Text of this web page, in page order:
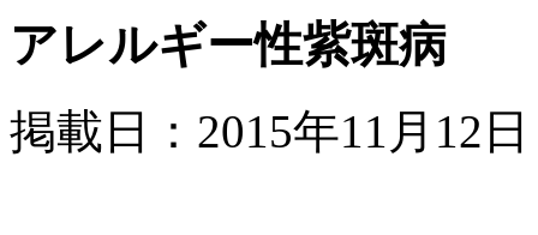
アレルギー性紫斑病
掲載日：2015年11月12日